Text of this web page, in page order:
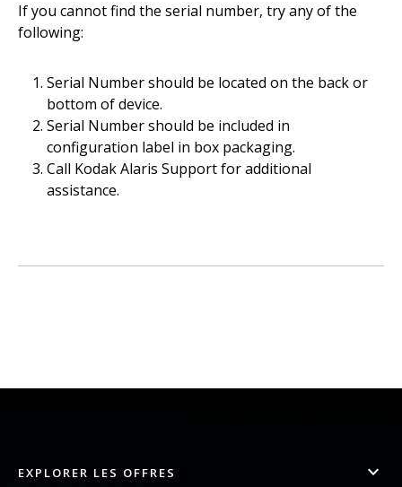
If you cannot find the serial number, try any of the
following:
Serial Number should be located on the back or
bottom of device.
Serial Number should be included in
configuration label in box packaging.
Call Kodak Alaris Support for additional
assistance.
EXPLORER LES OFFRES